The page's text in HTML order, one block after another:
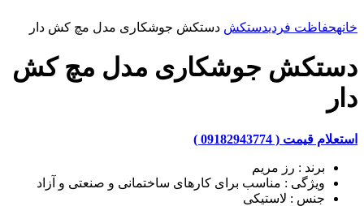
خانهحفاظت فردیدستکش دستکش جوشکاری مدل مچ کش دار
دستکش جوشکاری مدل مچ کش
دار
استعلام قیمت ( 09182943774 )
برند : رز مریم
ویژگی : مناسب برای کارهای ساختمانی و صنعتی و آزاد
جنس : لاستیکی